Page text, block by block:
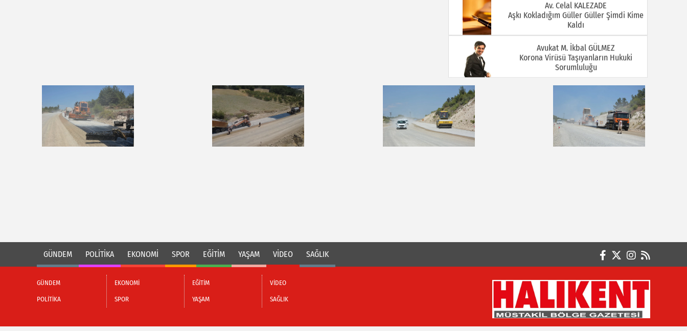
01.07.2026 29.06.2026
Av. Celal KALEZADE
Aşkı Kokladığım Güller Güller Şimdi Kime
Kaldı
Avukat M. İkbal GÜLMEZ
Korona Virüsü Taşıyanların Hukuki
Sorumluluğu
FARKINDA MISIN?
Ayten ERKUL
Burak GÖKSAL
İSTİKLÂLİN CAN ATAĞI : TÜRK BAYRAĞI
Büşra KARAGÖZ Serbest Muhasebeci /
Mali Müşavir
Paranın En Büyük Düşmanı Enflasyon
Değil, Ertelemektir
GÜNDEM POLİTİKA EKONOMİ SPOR EĞİTİM YAŞAM VİDEO SAĞLIK
GÜNDEM
POLİTİKA
EKONOMİ
SPOR
EĞİTİM
YAŞAM
VİDEO
SAĞLIK